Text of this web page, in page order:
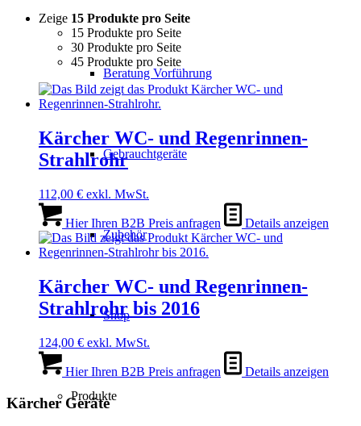
Beratung Vorführung
Gebrauchtgeräte
Zubehör
Shop
Produkte
Zeige 15 Produkte pro Seite
15 Produkte pro Seite
30 Produkte pro Seite
45 Produkte pro Seite
Kärcher WC- und Regenrinnen-
Strahlrohr
112,00 € exkl. MwSt.
Hier Ihren B2B Preis anfragen Details anzeigen
Kärcher WC- und Regenrinnen-
Strahlrohr bis 2016
124,00 € exkl. MwSt.
Hier Ihren B2B Preis anfragen Details anzeigen
Kärcher Geräte